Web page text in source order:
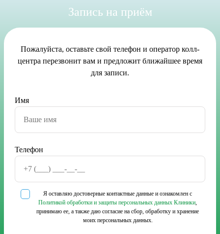
Запись на приём
Пожалуйста, оставьте свой телефон и оператор колл-
центра перезвонит вам и предложит ближайшее время
для записи.
Имя
Телефон
Я оставляю достоверные контактные данные и ознакомлен с
Политикой обработки и защиты персональных данных Клиники,
принимаю ее, а также даю согласие на сбор, обработку и хранение
моих персональных данных.